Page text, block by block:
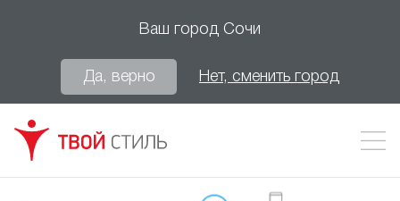
Ваш город Сочи
Да, верно Нет, сменить город